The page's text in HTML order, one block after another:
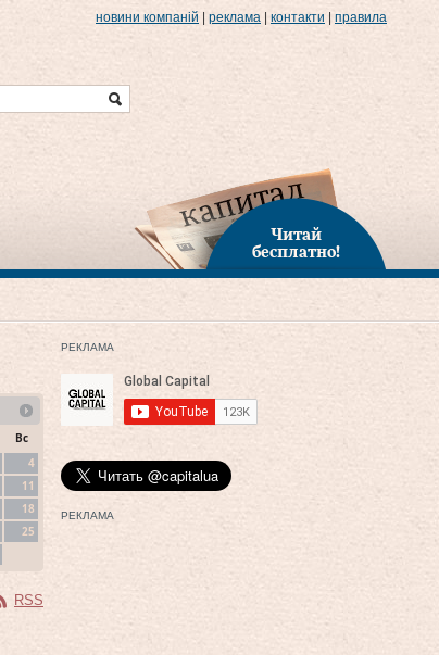
новини компаній реклама контакти правила
Читай
бесплатно!
Вс
4
11
18
25
RSS
РЕКЛАМА
РЕКЛАМА